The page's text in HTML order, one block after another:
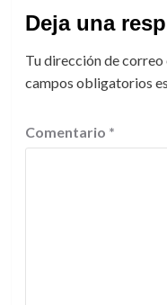
Deja una
Tu dirección de
campos obligatorios
Comentario *